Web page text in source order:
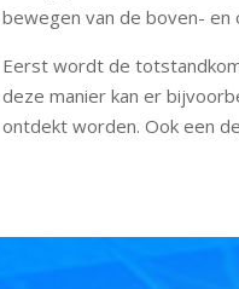
bewegen van de boven- en
Eerst wordt de
deze manier kan er
ontdekt worden. Ook een